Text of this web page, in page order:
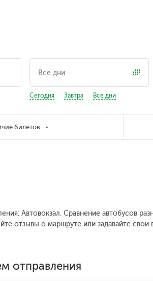
Сегодня Завтра Все дни
билетов
Автовокзал. Сравнение автобусов
отзывы о маршруте или задавайте
отправления